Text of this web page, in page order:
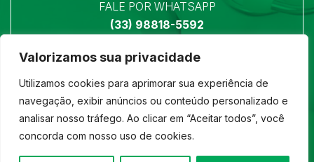
Valorizamos sua privacidade
Utilizamos cookies para aprimorar sua experiência de
navegação, exibir anúncios ou conteúdo personalizado e
analisar nosso tráfego. Ao clicar em “Aceitar todos”, você
concorda com nosso uso de cookies.
FALE POR WHATSAPP
(33) 98818-5592
LOCALIZAÇÃO